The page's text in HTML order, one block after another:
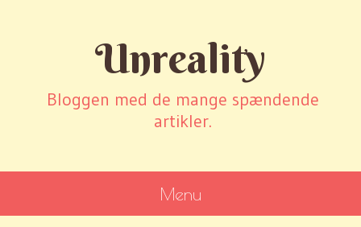
Unreality
Bloggen med de mange spændende
artikler.
Menu